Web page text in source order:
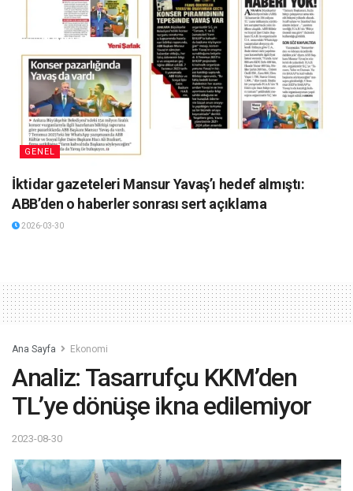
GENEL
İktidar gazeteleri Mansur Yavaş’ı hedef almıştı:
ABB’den o haberler sonrası sert açıklama
2026-03-30
Ana Sayfa Ekonomi
Analiz: Tasarrufçu KKM’den
TL’ye dönüşe ikna edilemiyor
2023-08-30